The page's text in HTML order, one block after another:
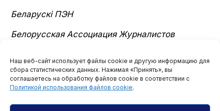
Наш веб-сайт использует файлы cookie и другую информацию для
сбора статистических данных. Нажимая «Принять», вы
соглашаетесь на обработку файлов cookie в соответствии с
Политикой использования файлов cookie.
Беларускі ПЭН
Белорусская Ассоциация Журналистов
Правовая инициатива
Звозскова